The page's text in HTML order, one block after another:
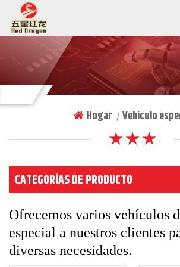
Hogar | Vehículo
★ ★ ★
CATEGORÍAS DE PRODUCTO
Ofrecemos varios vehículos
especial a nuestros clientes
diversas necesidades.